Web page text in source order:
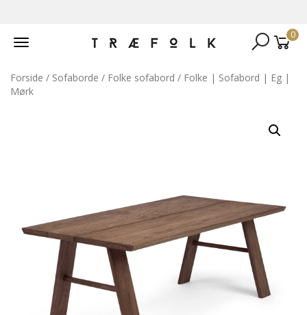
Toggle
0
Forside / Sofaborde / Folke sofabord / Folke | Sofabord | Eg |
Mørk